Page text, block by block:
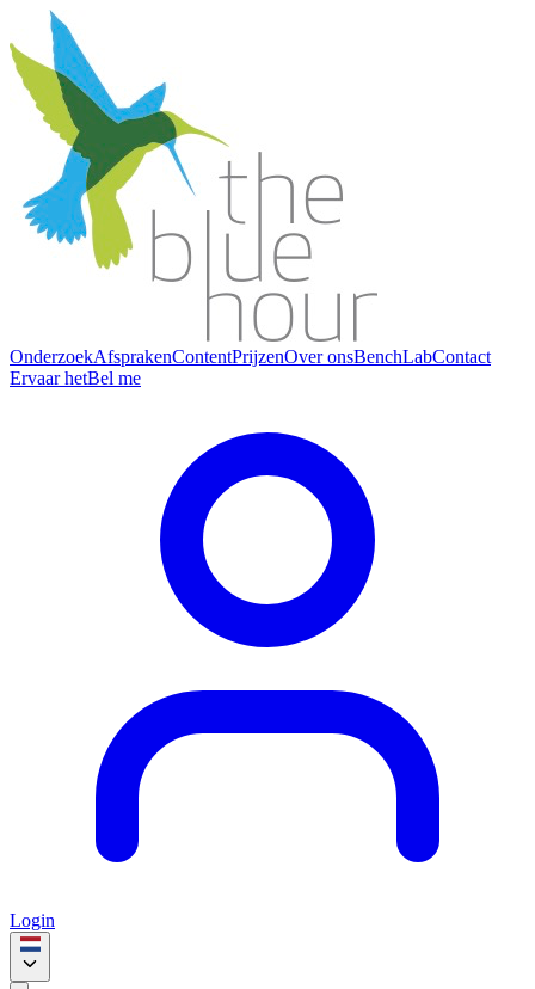
OnderzoekAfsprakenContentPrijzenOver onsBenchLabContact
Ervaar hetBel me
Login